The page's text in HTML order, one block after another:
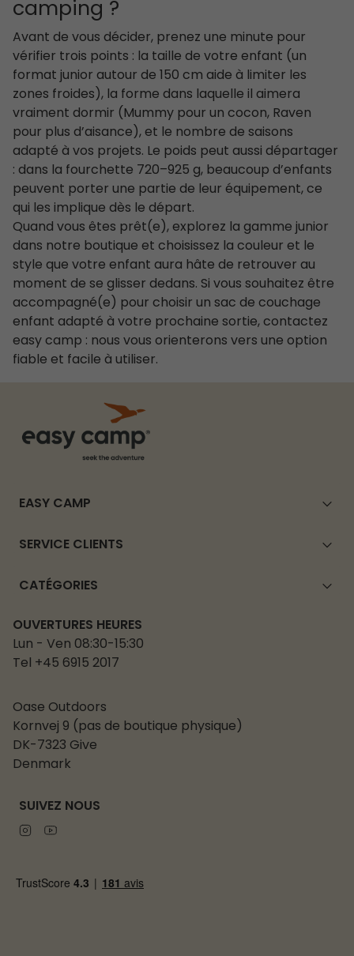
camping ?
Avant de vous décider, prenez une minute pour
vérifier trois points : la taille de votre enfant (un
format junior autour de 150 cm aide à limiter les
zones froides), la forme dans laquelle il aimera
vraiment dormir (Mummy pour un cocon, Raven
pour plus d’aisance), et le nombre de saisons
adapté à vos projets. Le poids peut aussi départager
: dans la fourchette 720–925 g, beaucoup d’enfants
peuvent porter une partie de leur équipement, ce
qui les implique dès le départ.
Quand vous êtes prêt(e), explorez la gamme junior
dans notre boutique et choisissez la couleur et le
style que votre enfant aura hâte de retrouver au
moment de se glisser dedans. Si vous souhaitez être
accompagné(e) pour choisir un sac de couchage
enfant adapté à votre prochaine sortie, contactez
easy camp : nous vous orienterons vers une option
fiable et facile à utiliser.
EASY CAMP
SERVICE CLIENTS
CATÉGORIES
OUVERTURES HEURES
Lun - Ven 08:30-15:30
Tel +45 6915 2017
Oase Outdoors
Kornvej 9 (pas de boutique physique)
DK-7323 Give
Denmark
SUIVEZ NOUS
Instagram
Youtube